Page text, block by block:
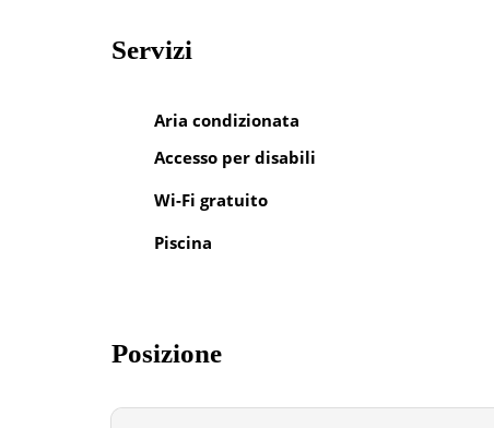
Servizi
Aria condizionata
Accesso per disabili
Wi-Fi gratuito
Piscina
Posizione